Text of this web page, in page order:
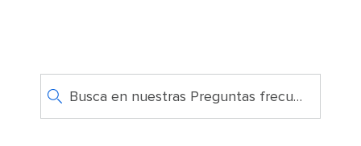
Busca en nuestras Preguntas frecuentes